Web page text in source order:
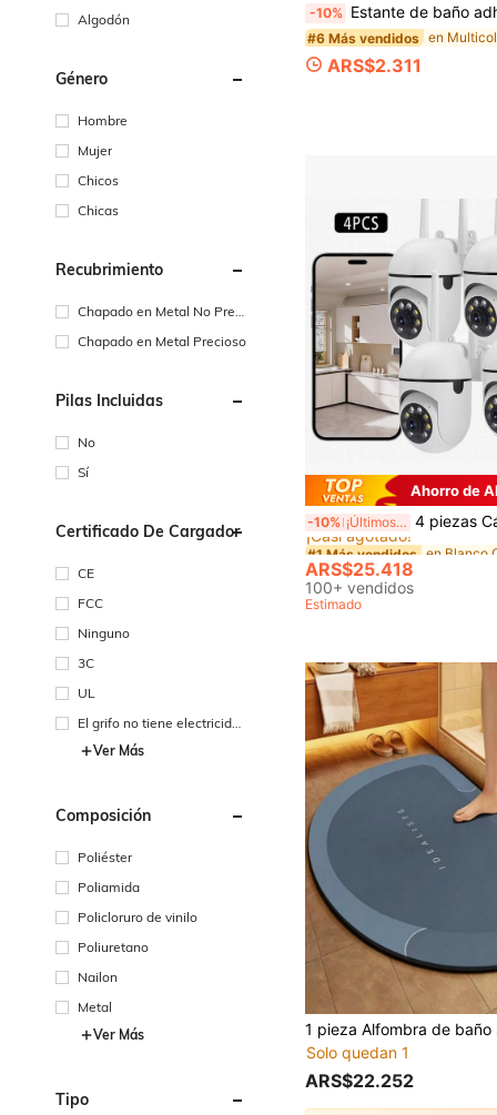
Algodón
Género
Hombre
Mujer
Chicos
Chicas
Recubrimiento
Chapado en Metal No Preci
Chapado en Metal Precioso
Pilas Incluidas
No
Sí
Certificado De Cargador
CE
FCC
Ninguno
3C
UL
El grifo no tiene electricida
d. Ver Más
Composición
Poliéster
Poliamida
Policloruro de vinilo
Poliuretano
Nailon
Metal
Ver Más
Tipo
-10% Estante de baño adhesivo sin taladro, puede sostener artículos de tocador, estante de esquina de ducha minimalista, adecuado para inquilinos, duradero e impermeable,
#6 Más vendidos
ARS$2.311
Ahorro de
-10% ¡Últimos 3 días 4 piezas Cámaras CCTV inteligentes para el hogar con visión nocturna inalámbrica WIFI, Cámaras interiores, Panorámica/Inclinación, Seguimiento de movimiento, Cuidado de ancianos, Interacción con
#1 Más vendidos
¡Casi agotado!
#1 Más vendidos
¡Casi agotado!
#1 Más vendidos
¡Casi agotado!
#1 Más vendidos
¡Casi agotado!
ARS$25.418
100+ vendidos
Estimado
Solo quedan 1
ARS$22.252